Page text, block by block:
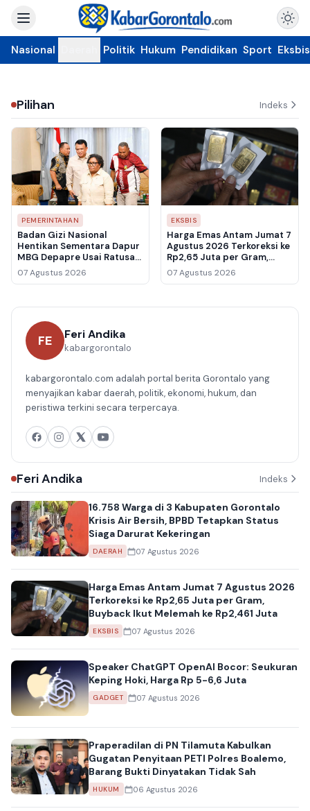
Nasional Politik Hukum Pendidikan Sport Eksbis
Pilihan Indeks
PEMERINTAHAN
Badan Gizi Nasional
Hentikan Sementara Dapur
MBG Depapre Usai Ratusan
Pelajar Keracunan
07 Agustus 2026
EKSBIS
Harga Emas Antam Jumat 7
Agustus 2026 Terkoreksi ke
Rp2,65 Juta per Gram,
Buyback Ikut Melemah ke
Rp2,461 Juta
07 Agustus 2026
FE Feri Andika
kabargorontalo
kabargorontalo.com adalah portal berita Gorontalo yang
menyajikan kabar daerah, politik, ekonomi, hukum, dan
peristiwa terkini secara terpercaya.
Feri Andika Indeks
16.758 Warga di 3 Kabupaten Gorontalo
Krisis Air Bersih, BPBD Tetapkan Status
Siaga Darurat Kekeringan
DAERAH 07 Agustus 2026
Harga Emas Antam Jumat 7 Agustus 2026
Terkoreksi ke Rp2,65 Juta per Gram,
Buyback Ikut Melemah ke Rp2,461 Juta
EKSBIS 07 Agustus 2026
Speaker ChatGPT OpenAI Bocor: Seukuran
Keping Hoki, Harga Rp 5-6,6 Juta
GADGET 07 Agustus 2026
Praperadilan di PN Tilamuta Kabulkan
Gugatan Penyitaan PETI Polres Boalemo,
Barang Bukti Dinyatakan Tidak Sah
HUKUM 06 Agustus 2026